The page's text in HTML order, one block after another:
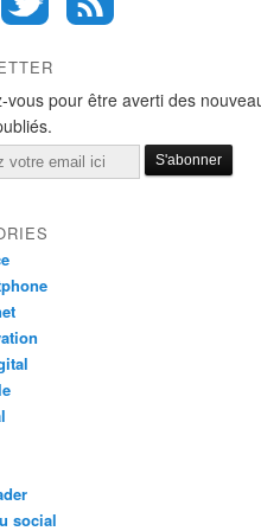
vous pour être averti des
social